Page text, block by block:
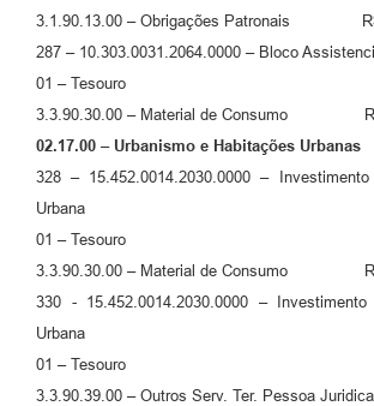
3.1.90.13.00 – Obrigações Patronais
287 – 10.303.0031.2064.0000 – Bloco
01 – Tesouro
3.3.90.30.00 – Material de Consumo
02.17.00 – Urbanismo e Habitações Urbanas
328 – 15.452.0014.2030.0000 –
Urbana
01 – Tesouro
3.3.90.30.00 – Material de Consumo
330 - 15.452.0014.2030.0000 –
Urbana
01 – Tesouro
3.3.90.39.00 – Outros Serv. Ter. Pessoa